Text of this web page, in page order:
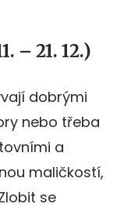
– 21. 12.)
dobrými
nebo třeba
a
maličkostí,
se